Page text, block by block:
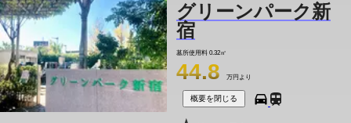
グリーンパーク新
宿
墓所使用料 0.32㎡
44.8 万円より
概要を閉じる